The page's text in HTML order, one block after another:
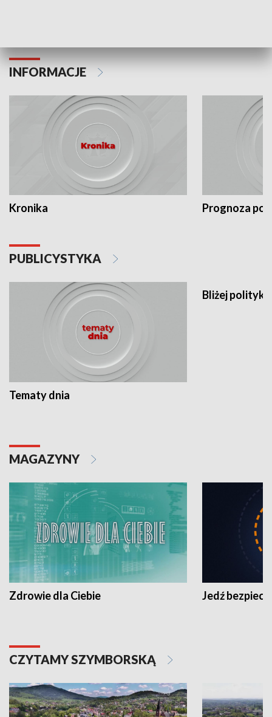
INFORMACJE
Kronika Prognoza
PUBLICYSTYKA
Tematy dnia
Bliżej polityki
MAGAZYNY
Zdrowie dla Ciebie Jedź
CZYTAMY SZYMBORSKĄ